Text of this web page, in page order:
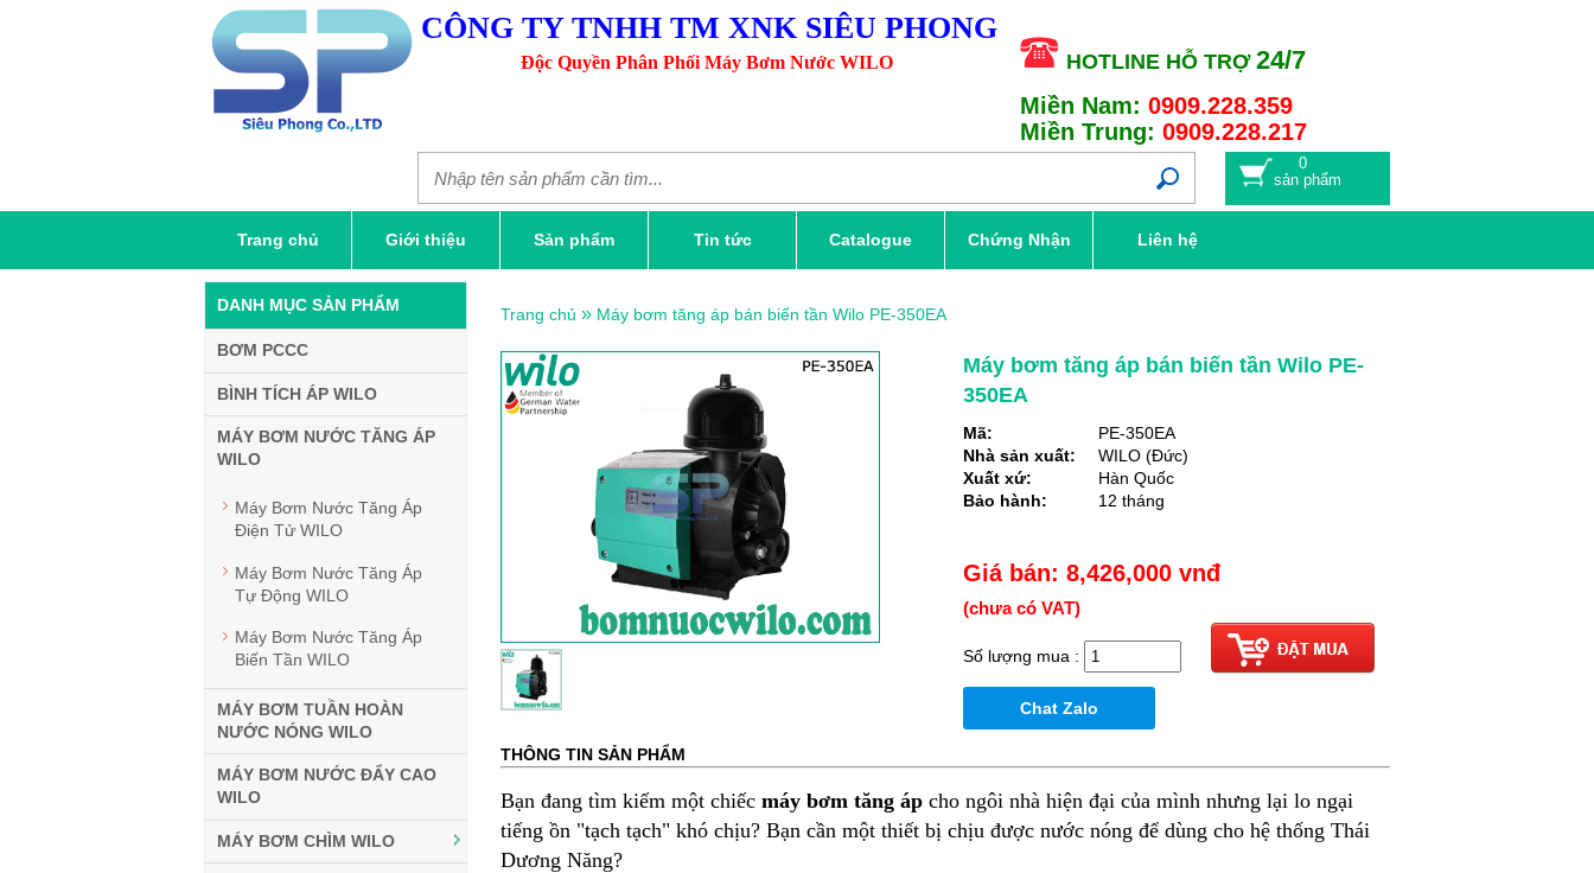
CÔNG TY TNHH TM XNK SIÊU PHONG
Độc Quyền Phân Phối Máy Bơm Nước WILO HOTLINE HỖ TRỢ24/7
Miền Nam: 0909.228.359
Miền Trung: 0909.228.217
0
sản phẩm
Trang chủ Giới thiệu Sản phẩm Tin tức Catalogue Chứng Nhận Liên hệ
DANH MỤC SẢN PHẨM
BƠM PCCC
BÌNH TÍCH ÁP WILO
MÁY BƠM NƯỚC TĂNG ÁP
WILO
Máy Bơm Nước Tăng Áp
Điện Tử WILO
Máy Bơm Nước Tăng Áp
Tự Động WILO
Máy Bơm Nước Tăng Áp
Biến Tần WILO
MÁY BƠM TUẦN HOÀN
NƯỚC NÓNG WILO
MÁY BƠM NƯỚC ĐẨY CAO
WILO
MÁY BƠM CHÌM WILO
Trang chủ » Máy bơm tăng áp bán biến tần Wilo PE-350EA
Máy bơm tăng áp bán biến tần Wilo PE-
350EA
Mã:
PE-350EA
Nhà sản xuất:
WILO (Đức)
Xuất xứ:
Hàn Quốc
Bảo hành:
12 tháng
Giá bán: 8,426,000 vnđ
(chưa có VAT)
Số lượng mua :
Chat Zalo
THÔNG TIN SẢN PHẨM
Bạn đang tìm kiếm một chiếc máy bơm tăng áp cho ngôi nhà hiện đại của mình nhưng lại lo ngại
tiếng ồn "tạch tạch" khó chịu? Bạn cần một thiết bị chịu được nước nóng để dùng cho hệ thống Thái
Dương Năng?